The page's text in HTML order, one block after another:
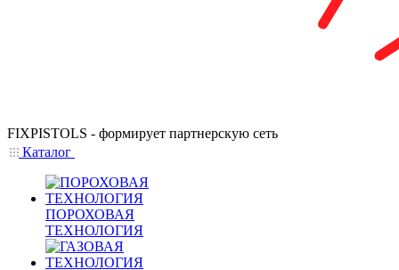
FIXPISTOLS - формирует партнерскую сеть
Каталог
ПОРОХОВАЯ
ТЕХНОЛОГИЯ